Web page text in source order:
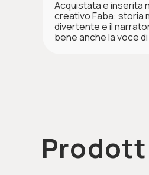
Acquistata e inserita
creativo Faba: storia
divertente e il
bene anche la voce